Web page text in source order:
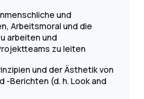
und
Arbeitsmoral und die
arbeiten und
zu leiten
und der Ästhetik von
-Berichten (d. h. Look and